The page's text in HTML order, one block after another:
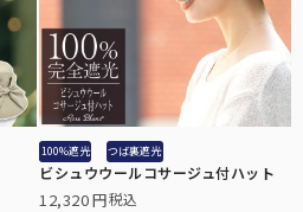
100%遮光 つば裏遮光
ビシュウウールコサージュ付ハット
12,320 税込